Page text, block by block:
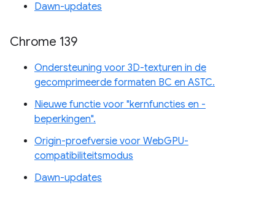
Dawn-updates
Chrome 139
Ondersteuning voor 3D-texturen in de
gecomprimeerde formaten BC en ASTC.
Nieuwe functie voor "kernfuncties en -
beperkingen".
Origin-proefversie voor WebGPU-
compatibiliteitsmodus
Dawn-updates